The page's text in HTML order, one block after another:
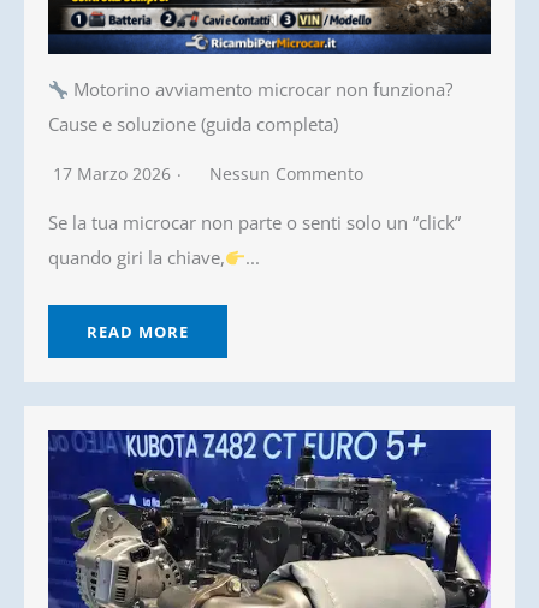
Motorino avviamento microcar non funziona?
Cause e soluzione (guida completa)
17 Marzo 2026 Nessun Commento
Se la tua microcar non parte o senti solo un “click”
quando giri la chiave,
...
READ MORE